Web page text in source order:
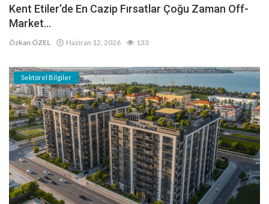
Kent Etiler’de En Cazip Fırsatlar Çoğu Zaman Off-
Market...
Özkan ÖZEL Haziran 12, 2026 133
Sektörel Bilgiler